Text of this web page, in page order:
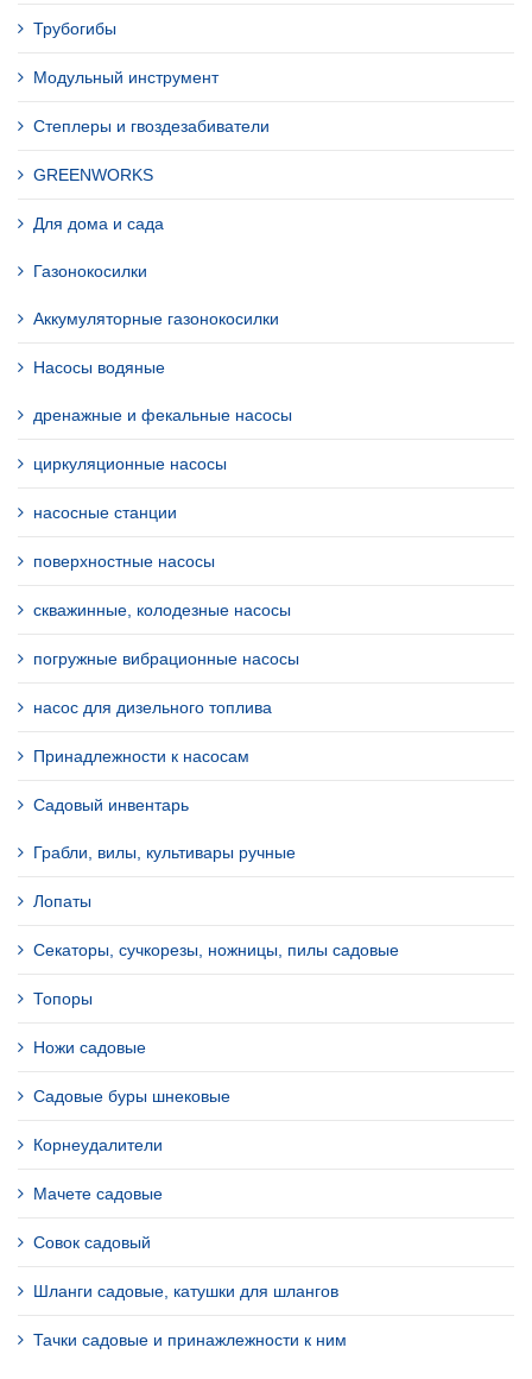
Трубогибы
Модульный инструмент
Степлеры и гвоздезабиватели
GREENWORKS
Для дома и сада
Газонокосилки
Аккумуляторные газонокосилки
Насосы водяные
дренажные и фекальные насосы
циркуляционные насосы
насосные станции
поверхностные насосы
скважинные, колодезные насосы
погружные вибрационные насосы
насос для дизельного топлива
Принадлежности к насосам
Садовый инвентарь
Грабли, вилы, культивары ручные
Лопаты
Секаторы, сучкорезы, ножницы, пилы садовые
Топоры
Ножи садовые
Садовые буры шнековые
Корнеудалители
Мачете садовые
Совок садовый
Шланги садовые, катушки для шлангов
Тачки садовые и принажлежности к ним